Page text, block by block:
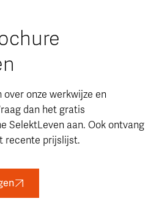
onze werkwijze en
dan het gratis
SelektLeven aan. Ook ontvang
recente prijslijst.